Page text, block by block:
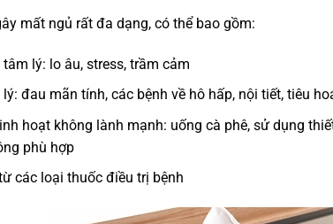
mất ngủ rất đa dạng, có thể bao gồm:
lý: lo âu, stress, trầm cảm
lý: đau mãn tính, các bệnh về hô hấp, nội tiết, tiêu
hoạt không lành mạnh: uống cà phê, sử dụng
phù hợp
các loại thuốc điều trị bệnh